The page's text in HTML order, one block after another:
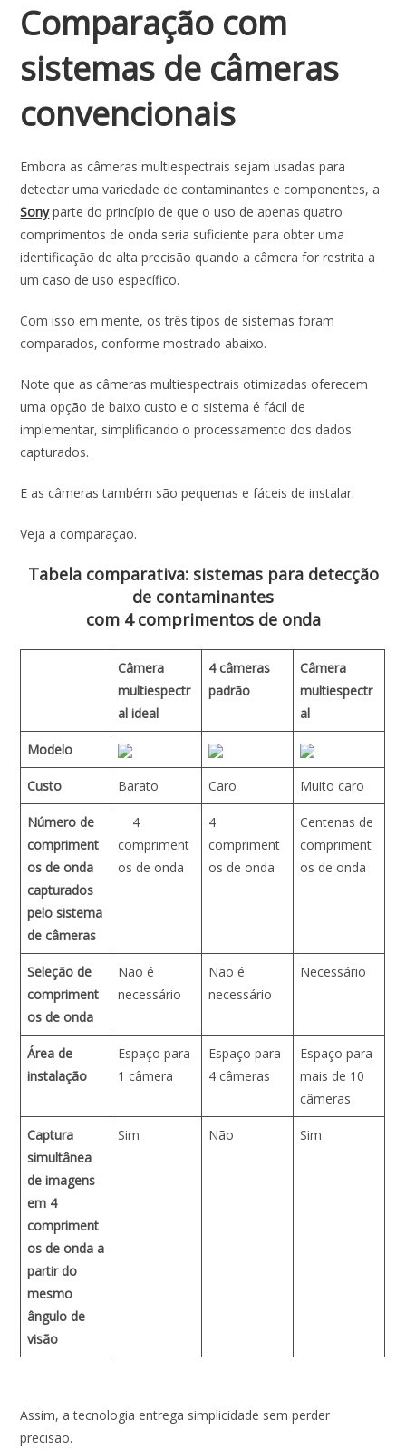
Comparação com
sistemas de câmeras
convencionais
Embora as câmeras multiespectrais sejam usadas para
detectar uma variedade de contaminantes e componentes, a
Sonyparte do princípio de que o uso de apenas quatro
comprimentos de onda seria suficiente para obter uma
identificação de alta precisão quando a câmera for restrita a
um caso de uso específico.
Com isso em mente, os três tipos de sistemas foram
comparados, conforme mostrado abaixo.
Note que as câmeras multiespectrais otimizadas oferecem
uma opção de baixo custo e o sistema é fácil de
implementar, simplificando o processamento dos dados
capturados.
E as câmeras também são pequenas e fáceis de instalar.
Veja a comparação.
Tabela comparativa: sistemas para detecção
de contaminantes
com 4 comprimentos de onda
Câmera
multiespectr
al ideal
4 câmeras
padrão
Câmera
multiespectr
al
Modelo
Custo Barato Caro Muito caro
Número de
compriment
os de onda
capturados
pelo sistema
de câmeras
4
compriment
os de onda
4
compriment
os de onda
Centenas de
compriment
os de onda
Seleção de
compriment
os de onda
Não é
necessário
Não é
necessário
Necessário
Área de
instalação
Espaço para
1 câmera
Espaço para
4 câmeras
Espaço para
mais de 10
câmeras
Captura
simultânea
de imagens
em 4
compriment
os de onda a
partir do
mesmo
ângulo de
visão
Sim Não Sim
Assim, a tecnologia entrega simplicidade sem perder
precisão.